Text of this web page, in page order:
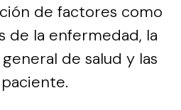
de factores como
de la enfermedad, la
de salud y las